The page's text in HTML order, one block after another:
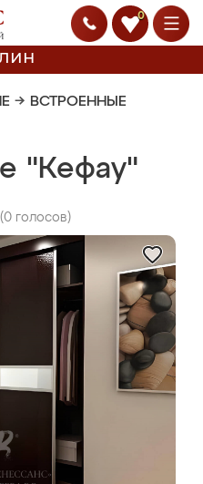
0
→ ВСТРОЕННЫЕ
"Кефау"
(0 голосов)